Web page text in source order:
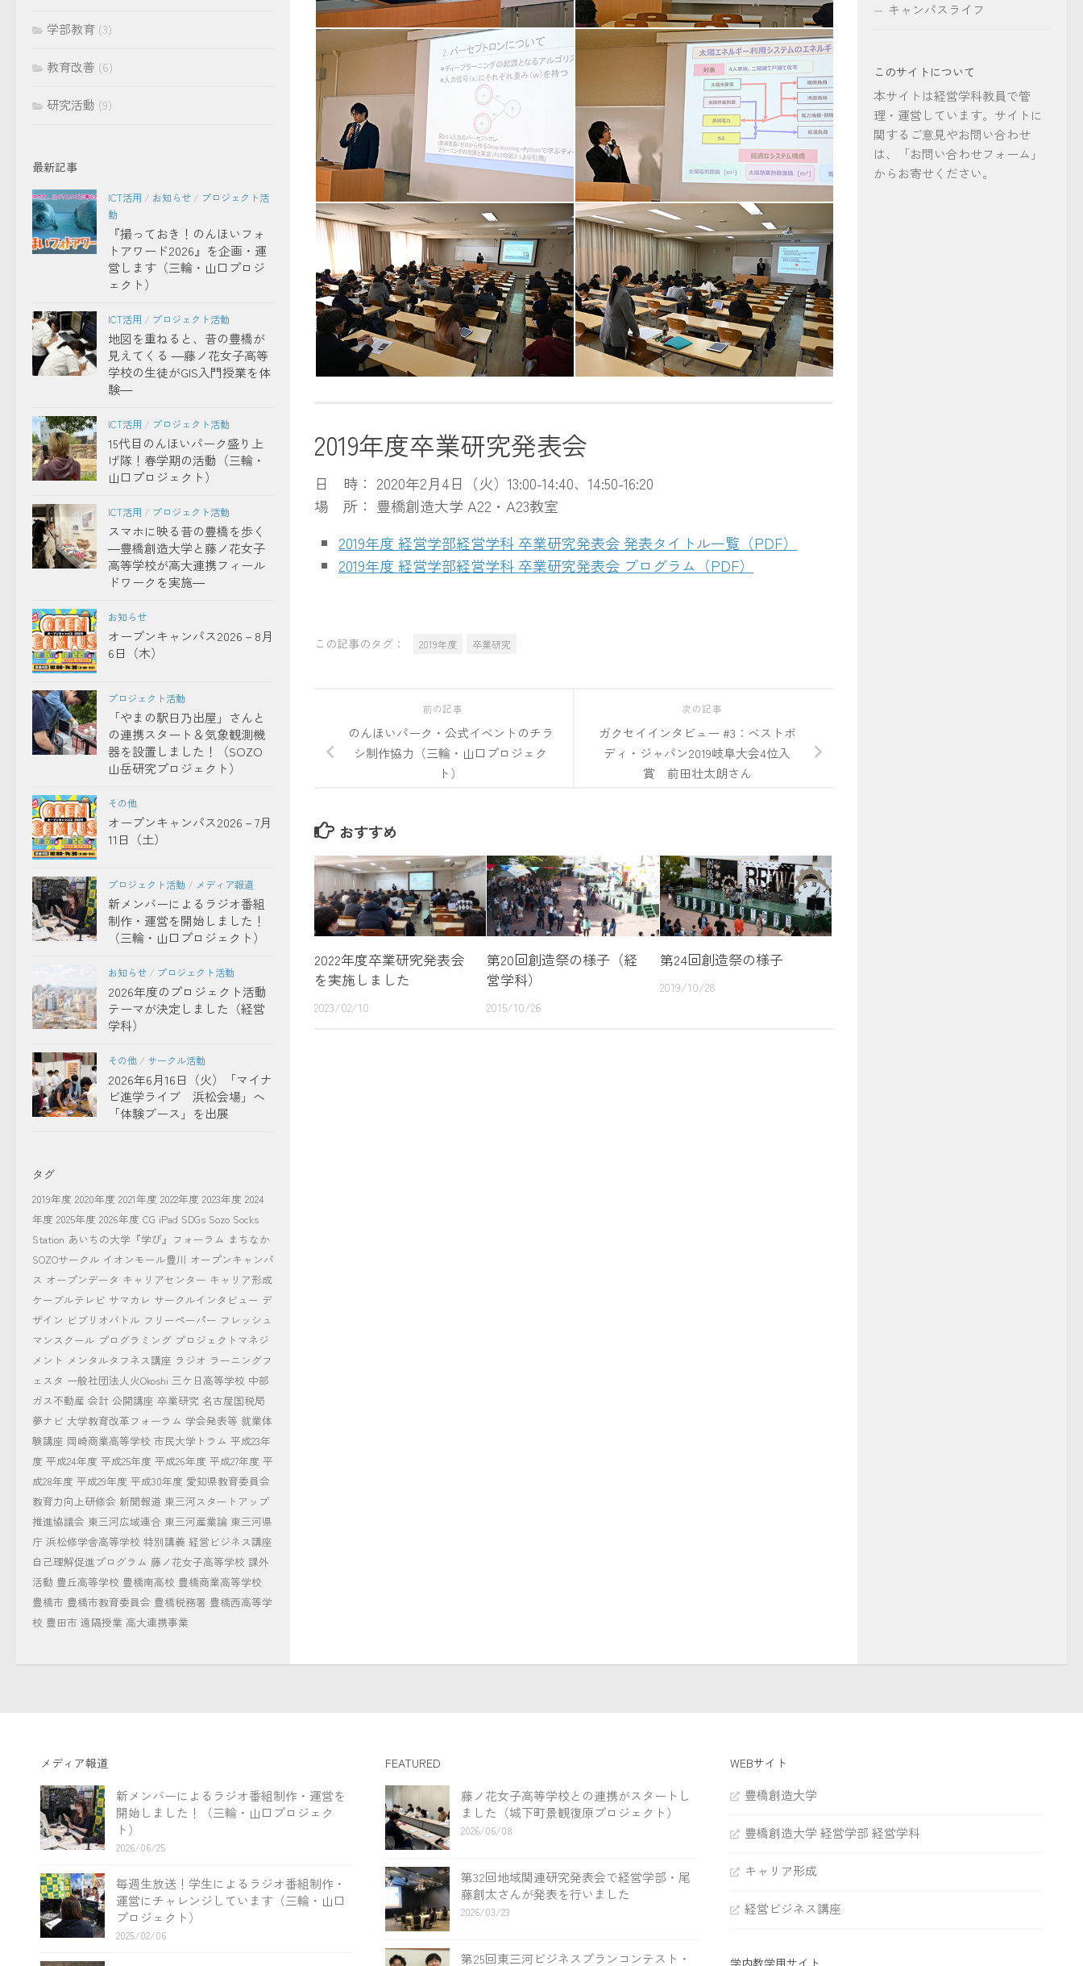
発表する学生 発表する学生
発表する学生 発表する学生
2019年度卒業研究発表会
日 時： 2020年2月4日（火）13:00-14:40、14:50-16:20
場 所： 豊橋創造大学 A22・A23教室
2019年度 経営学部経営学科 卒業研究発表会 発表タイトル一覧（PDF）
2019年度 経営学部経営学科 卒業研究発表会 プログラム（PDF）
この記事のタグ： 2019年度 卒業研究
次の記事
ガクセイインタビュー #3：ベストボ
ディ・ジャパン2019岐阜大会4位入
賞 前田壮太朗さん
前の記事
のんほいパーク・公式イベントのチラ
シ制作協力（三輪・山口プロジェク
ト）
おすすめ
2022年度卒業研究発表会
を実施しました
2023/02/10
第20回創造祭の様子（経
営学科）
2015/10/26
第24回創造祭の様子
2019/10/28
学部教育 (3)
教育改善 (6)
研究活動 (9)
最新記事
ICT活用 / お知らせ / プロジェクト活
動
『撮っておき！のんほいフォ
トアワード2026』を企画・運
営します（三輪・山口プロジ
ェクト）
ICT活用 / プロジェクト活動
地図を重ねると、昔の豊橋が
見えてくる ―藤ノ花女子高等
学校の生徒がGIS入門授業を体
験―
ICT活用 / プロジェクト活動
15代目のんほいパーク盛り上
げ隊！春学期の活動（三輪・
山口プロジェクト）
ICT活用 / プロジェクト活動
スマホに映る昔の豊橋を歩く
―豊橋創造大学と藤ノ花女子
高等学校が高大連携フィール
ドワークを実施―
お知らせ
オープンキャンパス2026－8月
6日（木）
プロジェクト活動
「やまの駅日乃出屋」さんと
の連携スタート＆気象観測機
器を設置しました！（SOZO
山岳研究プロジェクト）
その他
オープンキャンパス2026－7月
11日（土）
プロジェクト活動 / メディア報道
新メンバーによるラジオ番組
制作・運営を開始しました！
（三輪・山口プロジェクト）
お知らせ / プロジェクト活動
2026年度のプロジェクト活動
テーマが決定しました（経営
学科）
その他 / サークル活動
2026年6月16日（火）「マイナ
ビ進学ライブ 浜松会場」へ
「体験ブース」を出展
タグ
2019年度 2020年度 2021年度 2022年度 2023年度 2024
年度 2025年度 2026年度 CG iPad SDGs Sozo Socks
Station あいちの大学『学び』フォーラム まちなか
SOZOサークル イオンモール豊川 オープンキャンパ
ス オープンデータ キャリアセンター キャリア形成
ケーブルテレビ サマカレ サークルインタビュー デ
ザイン ビブリオバトル フリーペーパー フレッシュ
マンスクール プログラミング プロジェクトマネジ
メント メンタルタフネス講座 ラジオ ラーニングフ
ェスタ 一般社団法人火Okoshi 三ケ日高等学校 中部
ガス不動産 会計 公開講座 卒業研究 名古屋国税局
夢ナビ 大学教育改革フォーラム 学会発表等 就業体
験講座 岡崎商業高等学校 市民大学トラム 平成23年
度 平成24年度 平成25年度 平成26年度 平成27年度 平
成28年度 平成29年度 平成30年度 愛知県教育委員会
教育力向上研修会 新聞報道 東三河スタートアップ
推進協議会 東三河広域連合 東三河産業論 東三河県
庁 浜松修学舎高等学校 特別講義 経営ビジネス講座
自己理解促進プログラム 藤ノ花女子高等学校 課外
活動 豊丘高等学校 豊橋南高校 豊橋商業高等学校
豊橋市 豊橋市教育委員会 豊橋税務署 豊橋西高等学
校 豊田市 遠隔授業 高大連携事業
キャンパスライフ
このサイトについて
本サイトは経営学科教員で管
理・運営しています。サイトに
関するご意見やお問い合わせ
は、「お問い合わせフォーム」
からお寄せください。
メディア報道
新メンバーによるラジオ番組制作・運営を
開始しました！（三輪・山口プロジェク
ト）
2026/06/25
毎週生放送！学生によるラジオ番組制作・
運営にチャレンジしています（三輪・山口
プロジェクト）
2025/02/06
FEATURED
藤ノ花女子高等学校との連携がスタートし
ました（城下町景観復原プロジェクト）
2026/06/08
第32回地域関連研究発表会で経営学部・尾
藤創太さんが発表を行いました
2026/03/23
第25回東三河ビジネスプランコンテスト・
WEBサイト
豊橋創造大学
豊橋創造大学 経営学部 経営学科
キャリア形成
経営ビジネス講座
学内教学用サイト